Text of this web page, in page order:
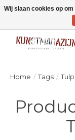
Welkom bij de
Home / Tags /
Wij slaan cookies op